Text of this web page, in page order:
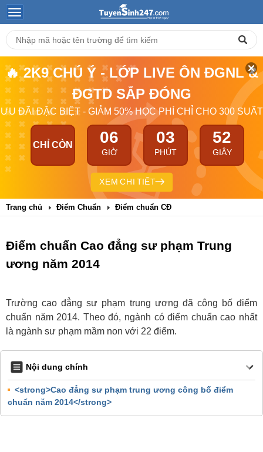
🔥 2K9 CHÚ Ý - LỚP LIVE ÔN ĐGNL &
ĐGTD SẮP ĐÓNG
ƯU ĐÃI ĐẶC BIỆT - GIẢM 50% HỌC PHÍ CHỈ CHO 300 SUẤT
CHỈ CÒN 06
GIỜ
03
PHÚT
51
GIÂY
XEM CHI TIẾT
Trang chủ Điểm Chuẩn Điểm chuẩn CĐ
Điểm chuẩn Cao đẳng sư phạm Trung
ương năm 2014
Trường cao đẳng sư phạm trung ương đã công bố điểm
chuẩn năm 2014. Theo đó, ngành có điểm chuẩn cao nhất
là ngành sư phạm mầm non với 22 điểm.
Nội dung chính
<strong>Cao đẳng sư phạm trung ương công bố điểm
chuẩn năm 2014</strong>